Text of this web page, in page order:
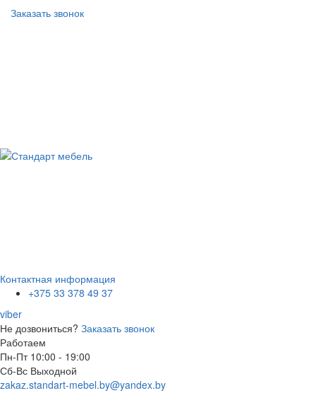
Заказать звонок
Контактная информация
+375 33 378 49 37
viber
Не дозвониться? Заказать звонок
Работаем
Пн-Пт 10:00 - 19:00
Сб-Вс Выходной
zakaz.standart-mebel.by@yandex.by